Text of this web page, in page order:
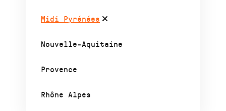
Midi Pyrénées
Nouvelle-Aquitaine
Provence
Rhône Alpes